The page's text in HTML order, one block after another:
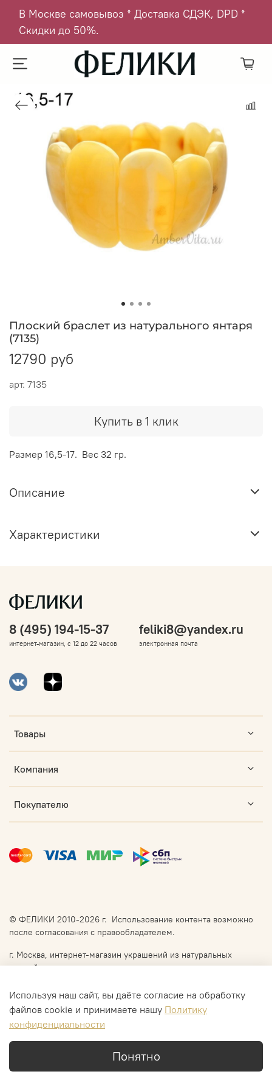
В Москве самовывоз * Доставка СДЭК, DPD *
Скидки до 50%.
арт. 7135
Плоский браслет из натурального янтаря
(7135)
12790 руб
В корзину
Купить в 1 клик
Размер 16,5-17. Вес 32 гр.
Описание
Характеристики
Товары
Компания
Покупателю
8 (495) 194-15-37
интернет-магазин, с 12 до 22 часов
feliki8@yandex.ru
электронная почта
© ФЕЛИКИ 2010-2026 г. Использование контента возможно
после согласования с правообладателем.
г. Москва, интернет-магазин украшений из натуральных
камней
договорённости самовывоз или курьер.
Используя наш сайт, вы даёте согласие на обработку
файлов cookie и принимаете нашу Политику
конфиденциальности
Понятно